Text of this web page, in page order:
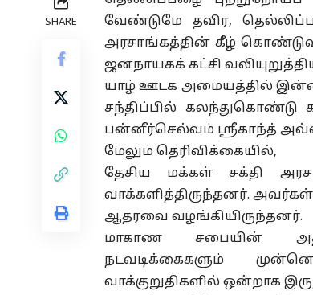
SHARE
வேண்டுமே தவிர,
அரசாங்கத்தின் கீழ்
ஜனநாயகக் கட்சி
யாழ் ஊடக அமையத்தில்
சந்திப்பில் கலந்துகொண்டு
பன்னீர்செல்வம் ஸ்ரீகாந்த்
மேலும் தெரிவிக்கையில்,
தேசிய மக்கள் சக்தி
வாக்களித்திருந்தனர்.
ஆதரவை வழங்கியிருந்தனர்.
மாகாண சபையின்
நடவடிக்கைகளும்
வாக்குறுதிகளில் ஒன்றாக